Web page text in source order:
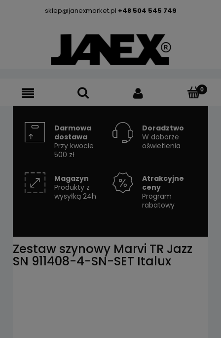
sklep@janexmarket.pl +48 504 545 749
Darmowa
dostawa
Przy kwocie
500 zł
Doradztwo
W doborze
oświetlenia
Magazyn
Produkty z
wysyłką 24h
Atrakcyjne
ceny
Program
rabatowy
Zestaw szynowy Marvi TR Jazz
SN 911408-4-SN-SET Italux